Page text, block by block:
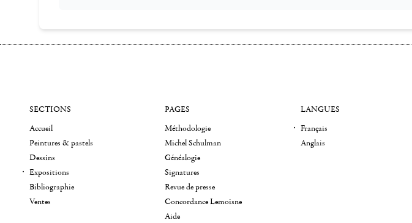
SECTIONS
Accueil
Peintures & pastels
Dessins
Expositions
Bibliographie
Ventes
PAGES
Méthodologie
Michel Schulman
Généalogie
Signatures
Revue de presse
Concordance Lemoisne
Aide
LANGUES
Français
Anglais